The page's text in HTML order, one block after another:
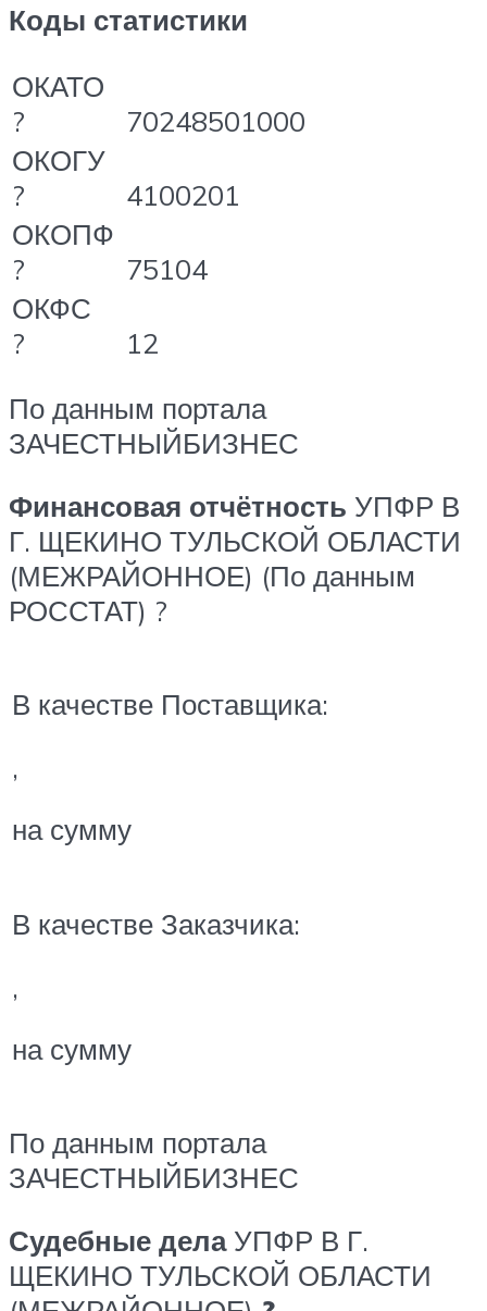
Коды статистики
ОКАТО
?
70248501000
ОКОГУ
?
4100201
ОКОПФ
?
75104
ОКФС
?
12
По данным портала
ЗАЧЕСТНЫЙБИЗНЕС
Финансовая отчётность УПФР В
Г. ЩЕКИНО ТУЛЬСКОЙ ОБЛАСТИ
(МЕЖРАЙОННОЕ) (По данным
РОССТАТ) ?
В качестве Поставщика:
,
на сумму
В качестве Заказчика:
,
на сумму
По данным портала
ЗАЧЕСТНЫЙБИЗНЕС
Судебные делаУПФР В Г.
ЩЕКИНО ТУЛЬСКОЙ ОБЛАСТИ